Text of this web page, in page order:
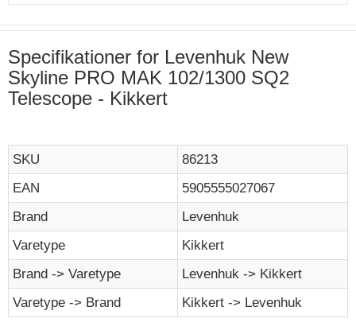
Specifikationer for Levenhuk New
Skyline PRO MAK 102/1300 SQ2
Telescope - Kikkert
SKU
86213
EAN
5905555027067
Brand
Levenhuk
Varetype
Kikkert
Brand -> Varetype
Levenhuk -> Kikkert
Varetype -> Brand
Kikkert -> Levenhuk